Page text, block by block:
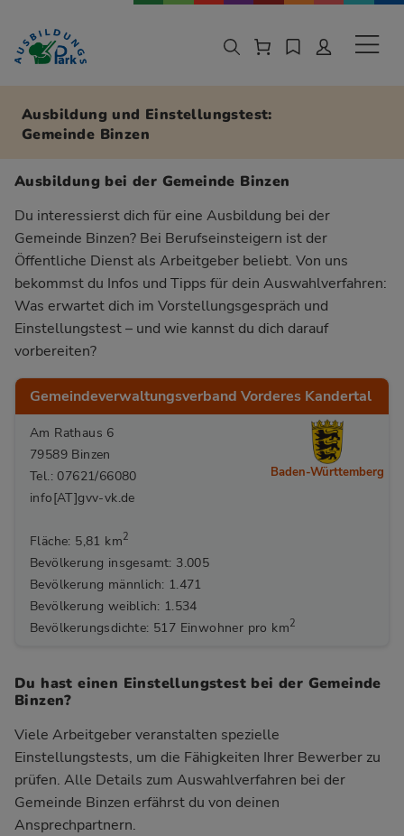
Zur Navigation springen
Zu den Hauptinhalten springen
Ausbildung und Einstellungstest:
Gemeinde Binzen
Ausbildung bei der Gemeinde Binzen
Du interessierst dich für eine Ausbildung bei der
Gemeinde Binzen? Bei Berufseinsteigern ist der
Öffentliche Dienst als Arbeitgeber beliebt. Von uns
bekommst du Infos und Tipps für dein Auswahlverfahren:
Was erwartet dich im Vorstellungsgespräch und
Einstellungstest – und wie kannst du dich darauf
vorbereiten?
Gemeindeverwaltungsverband Vorderes Kandertal
Am Rathaus 6
79589 Binzen
Tel.: 07621/66080
info[AT]gvv-vk.de
Fläche: 5,81 km2
Bevölkerung insgesamt: 3.005
Bevölkerung männlich: 1.471
Bevölkerung weiblich: 1.534
Bevölkerungsdichte: 517 Einwohner pro km2
Baden-Württemberg
Du hast einen Einstellungstest bei der Gemeinde
Binzen?
Viele Arbeitgeber veranstalten spezielle
Einstellungstests, um die Fähigkeiten Ihrer Bewerber zu
prüfen. Alle Details zum Auswahlverfahren bei der
Gemeinde Binzen erfährst du von deinen
Ansprechpartnern.